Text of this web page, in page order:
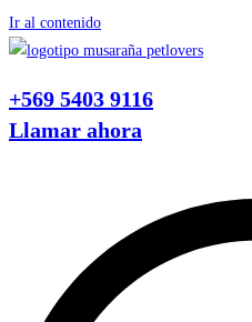
Ir al contenido
+569 5403 9116
Llamar ahora